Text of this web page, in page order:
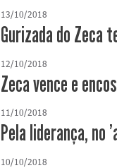
13/10/2018
Gurizada do Zeca
12/10/2018
Zeca vence e
11/10/2018
Pela liderança, no
10/10/2018